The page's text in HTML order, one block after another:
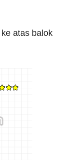
atas balok